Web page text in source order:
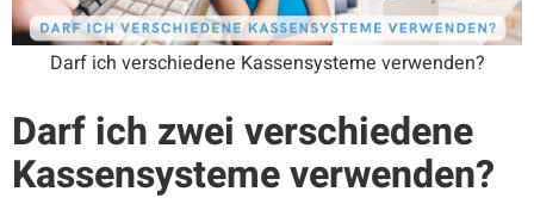
Darf ich verschiedene Kassensysteme verwenden?
Darf ich zwei verschiedene
Kassensysteme verwenden?